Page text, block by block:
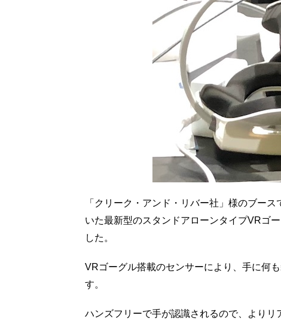
「クリーク・アンド・リバー社」様のブー
いた最新型のスタンドアローンタイプVRゴ
した。
VRゴーグル搭載のセンサーにより、手に何
す。
ハンズフリーで手が認識されるので、よりリ